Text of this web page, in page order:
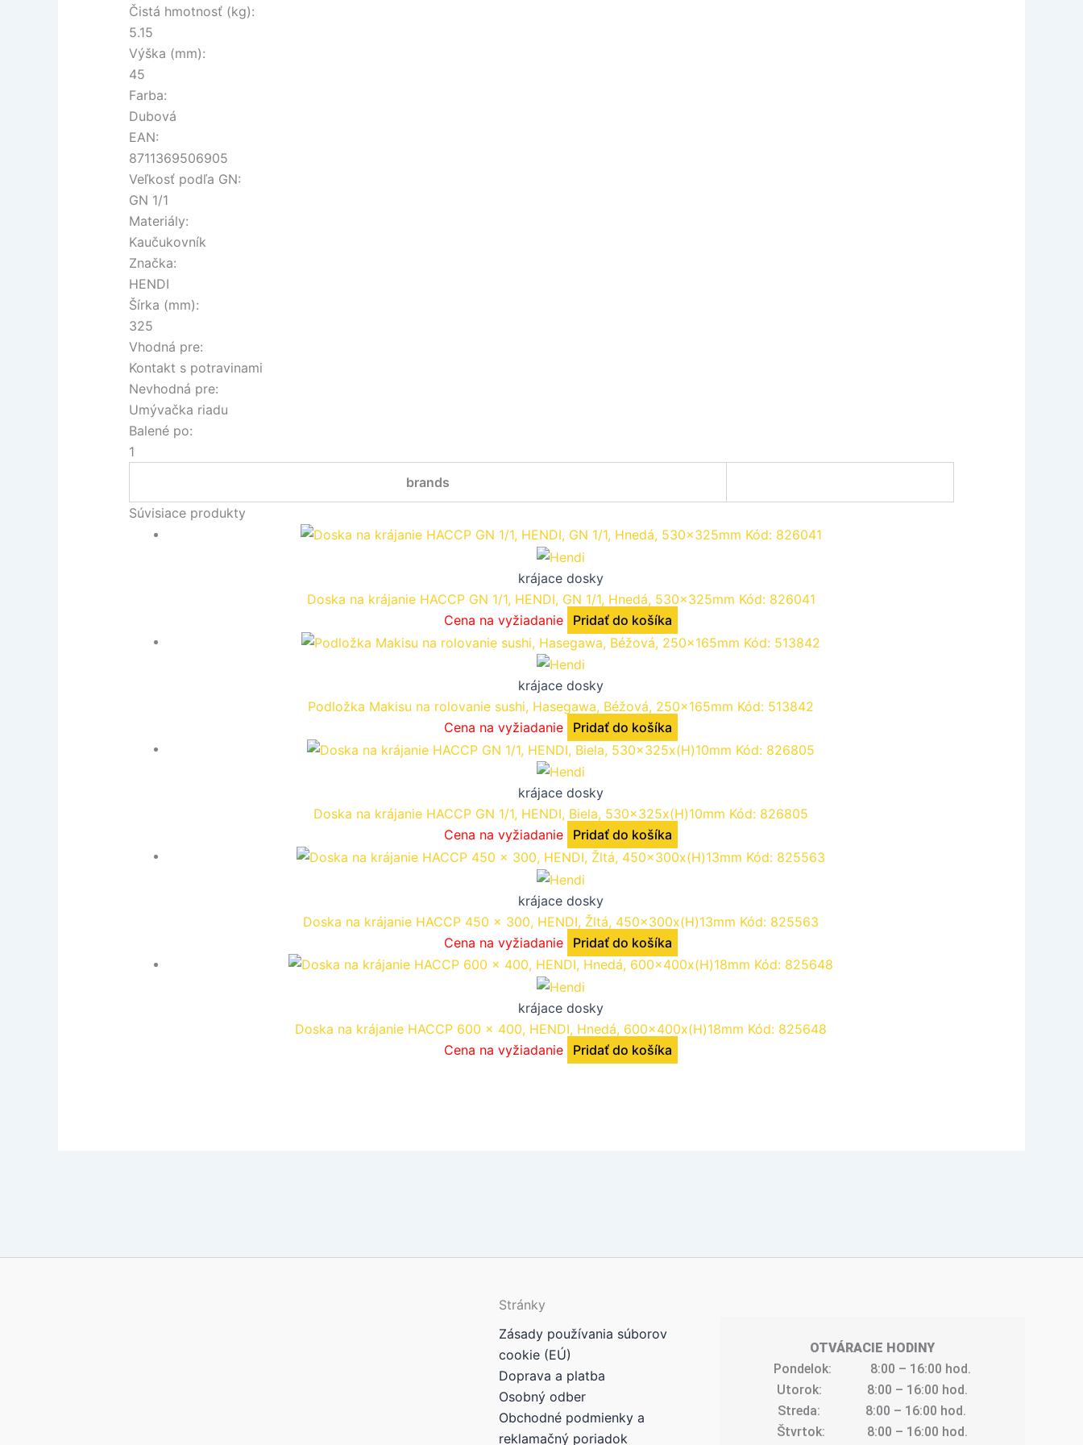
Čistá hmotnosť (kg):
5.15
Výška (mm):
45
Farba:
Dubová
EAN:
8711369506905
Veľkosť podľa GN:
GN 1/1
Materiály:
Kaučukovník
Značka:
HENDI
Šírka (mm):
325
Vhodná pre:
Kontakt s potravinami
Nevhodná pre:
Umývačka riadu
Balené po:
1
brands
Súvisiace produkty
krájace dosky
Doska na krájanie HACCP GN 1/1, HENDI, GN 1/1, Hnedá, 530x325mm Kód: 826041
Cena na vyžiadanie
Pridať do košíka
krájace dosky
Podložka Makisu na rolovanie sushi, Hasegawa, Béžová, 250x165mm Kód: 513842
Cena na vyžiadanie
Pridať do košíka
krájace dosky
Doska na krájanie HACCP GN 1/1, HENDI, Biela, 530x325x(H)10mm Kód: 826805
Cena na vyžiadanie
Pridať do košíka
krájace dosky
Doska na krájanie HACCP 450 x 300, HENDI, Žltá, 450x300x(H)13mm Kód: 825563
Cena na vyžiadanie
Pridať do košíka
krájace dosky
Doska na krájanie HACCP 600 x 400, HENDI, Hnedá, 600x400x(H)18mm Kód: 825648
Cena na vyžiadanie
Pridať do košíka
Stránky
Zásady používania súborov
cookie (EÚ)
Doprava a platba
Osobný odber
Obchodné podmienky a
reklamačný poriadok
OTVÁRACIE HODINY
Pondelok:            8:00 – 16:00 hod.
Utorok:              8:00 – 16:00 hod.
Streda:              8:00 – 16:00 hod.
Štvrtok:             8:00 – 16:00 hod.